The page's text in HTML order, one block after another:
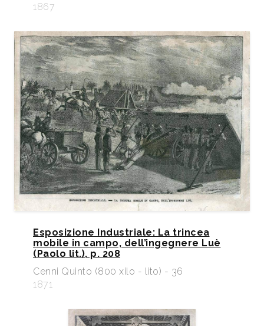
1867
Esposizione Industriale: La trincea
mobile in campo, dell’ingegnere Luè
(Paolo lit.), p. 208
Cenni Quinto (800 xilo - lito) - 36
1871